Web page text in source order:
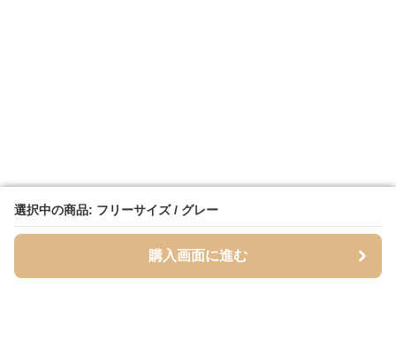
選択中の商品: フリーサイズ / グレー
購入画面に進む
選択中の商品: フリーサイズ / グレー
購入画面に進む